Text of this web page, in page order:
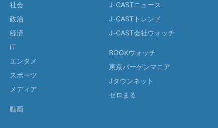
社会
政治
経済
IT
エンタメ
スポーツ
メディア
動画
J-CASTニュース
J-CASTトレンド
J-CAST会社ウォッチ
BOOKウォッチ
東京バーゲンマニア
Jタウンネット
ゼロまる